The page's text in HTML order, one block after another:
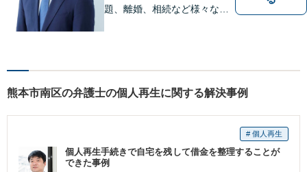
題、離婚、相続など様々な問
い！
熊本市南区の弁護士の個人再生に関する解決事例
# 個人再生
個人再生手続きで自宅を残して借金を整理することが
できた事例